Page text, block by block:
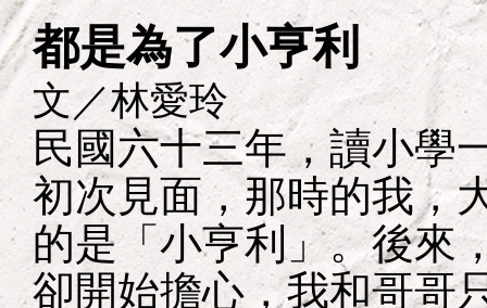
都是為了小亨利
文／林愛玲
民國六十三年，讀小學
初次見面，那時的我，
的是「小亨利」。後來
卻開始擔心，我和哥